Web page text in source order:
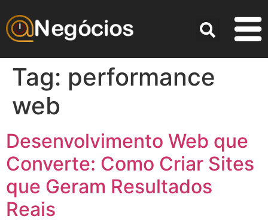
Tag: performance
web
Desenvolvimento Web que
Converte: Como Criar Sites
que Geram Resultados
Reais